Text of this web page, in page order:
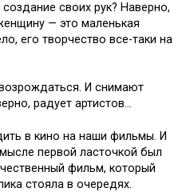
своих рук? Наверно,
— это маленькая
его творчество все-таки на
И снимают
радует артистов…
в кино на наши фильмы. И
первой ласточкой был
фильм, который
стояла в очередях.